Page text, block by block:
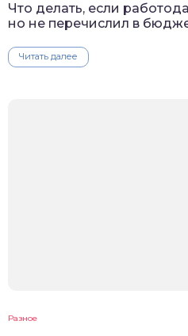
Что делать, если
но не перечислил в
Читать далее
Разное